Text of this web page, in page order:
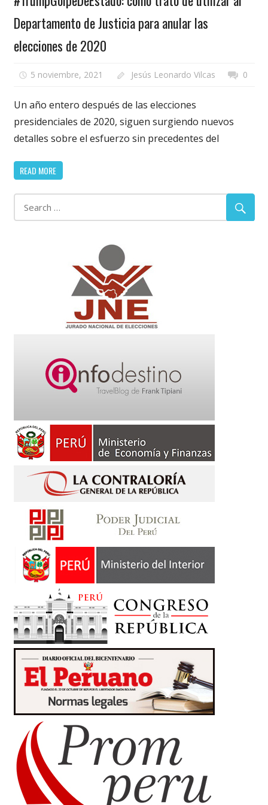
Departamento de Justicia para anular las
elecciones de 2020
5 noviembre, 2021 Jesús Leonardo Vilcas 0
Un año entero después de las elecciones
presidenciales de 2020, siguen surgiendo nuevos
detalles sobre el esfuerzo sin precedentes del
READ MORE